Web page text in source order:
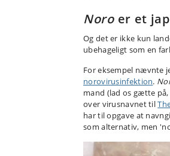
Noroer et
Og det er ikke kun
ubehageligt som en
For eksempel nævnte
norovirusinfektion.
mand (lad os gætte
over virusnavnet til
har til opgave at
som alternativ, men